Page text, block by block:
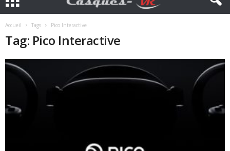
Accueil Tags Pico Interactive
Tag: Pico Interactive